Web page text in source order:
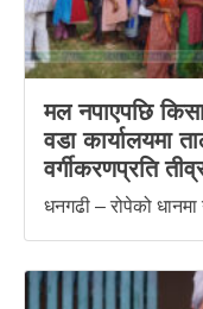
मल नपाएपछि
वडा कार्यालयमा
वर्गीकरणप्रति
धनगढी – रोपेको